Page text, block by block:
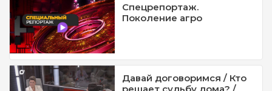
Спецрепортаж.
Поколение агро
Давай договоримся / Кто